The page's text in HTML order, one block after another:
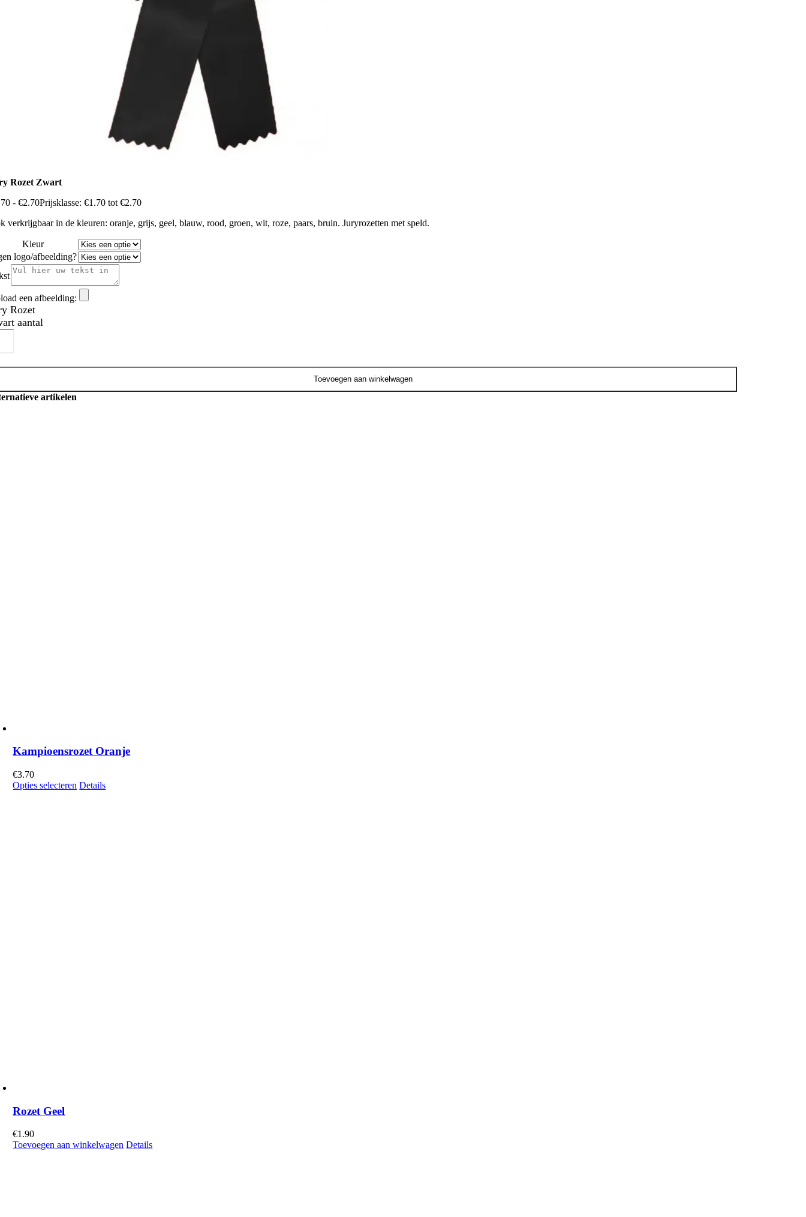
Rozet Zwart
- €2.70Prijsklasse: €1.70 tot €2.70
verkrijgbaar in de kleuren: oranje, grijs, geel, blauw, rood, groen, wit, roze, paars, bruin. Juryrozetten met speld.
Kleur
logo/afbeelding?
een afbeelding:
Rozet
aantal
Toevoegen aan winkelwagen
artikelen
Kampioensrozet Oranje
€3.70
Opties selecteren Details
Rozet Geel
€1.90
Toevoegen aan winkelwagen Details